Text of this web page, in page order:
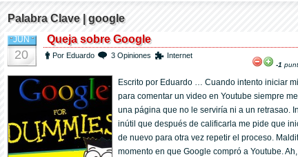
Palabra Clave | google
JUN
20
Queja sobre Google
Por Eduardo 3 Opiniones Internet
-1
Escrito por Eduardo … Cuando intento iniciar
para comentar un video en Youtube siempre
una página que no le serviría ni a un retrasao.
inútil que después de calificarla me pide que
de nuevo para otra vez repetir el proceso.
momento en que Google compró a Youtube.